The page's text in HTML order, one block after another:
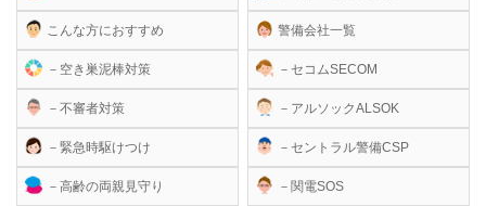
こんな方におすすめ
－空き巣泥棒対策
－不審者対策
－緊急時駆けつけ
－高齢の両親見守り
警備会社一覧
－セコムSECOM
－アルソックALSOK
－セントラル警備CSP
－関電SOS